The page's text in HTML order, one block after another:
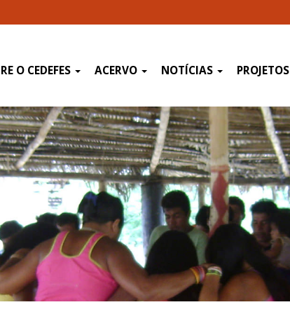
O CEDEFES ACERVO NOTÍCIAS PROJETOS